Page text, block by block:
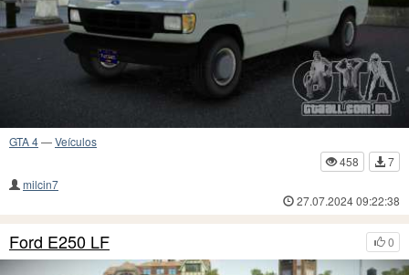
GTA 4—Veículos
458
7
milcin7
27.07.2024 09:22:38
0
Ford E250 LF